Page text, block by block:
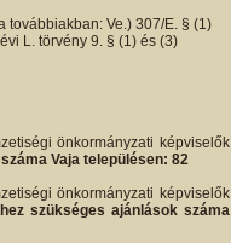
továbbiakban: Ve.) 307/E. § (1)
L. törvény 9. § (1) és (3)
önkormányzati képviselők
Vaja településen: 82
önkormányzati képviselők
szükséges ajánlások száma